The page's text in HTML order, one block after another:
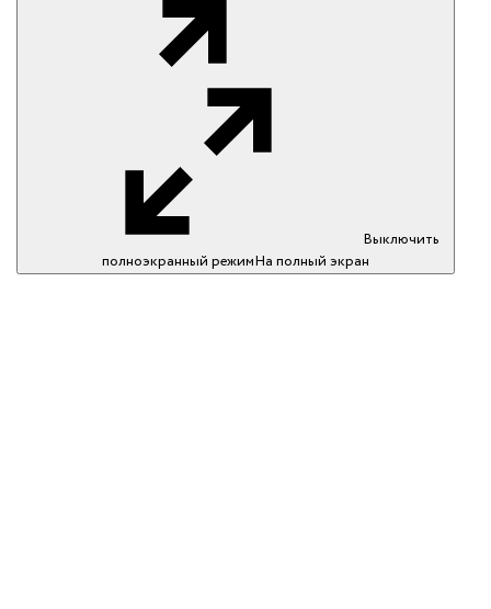
Выключить
полноэкранный режимНа полный экран